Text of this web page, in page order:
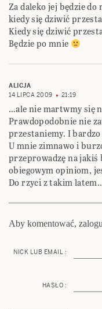
Za daleko jej będzie do
kiedy się dziwić
Kiedy się dziwić
Będzie po mnie
ALICJA
14 LIPCA 2009
21:19
…ale nie martwmy się
Prawdopodobnie nie
przestaniemy. I
U mnie zimnawo i
przeprowadzę na
obiegowym opiniom,
Do rzyci z takim
Aby komentować,
NICK LUB EMAIL :
HASŁO :